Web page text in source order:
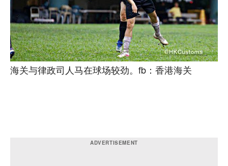
海关与律政司人马在球场较劲。fb：香港海关